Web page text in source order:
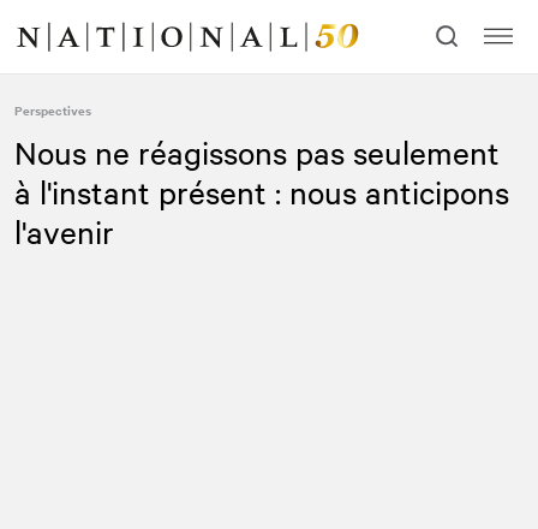
contenu
navigation
Perspectives
Nous ne réagissons pas seulement
à l'instant présent : nous anticipons
l'avenir